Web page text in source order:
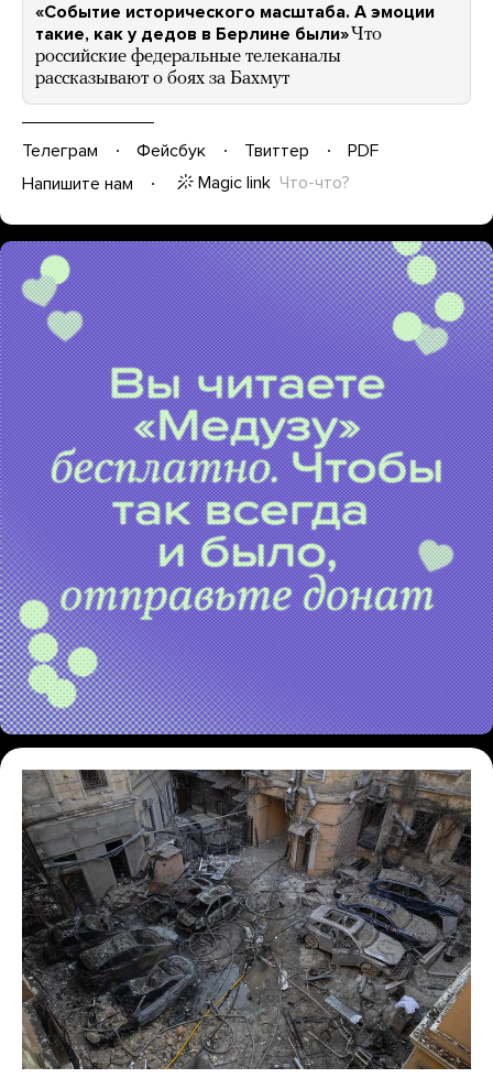
«Событие исторического масштаба. А эмоции
такие, как у дедов в Берлине были»Что
российские федеральные телеканалы
рассказывают о боях за Бахмут
Телеграм Фейсбук Твиттер
PDF
Напишите нам
Magic link Что-что?